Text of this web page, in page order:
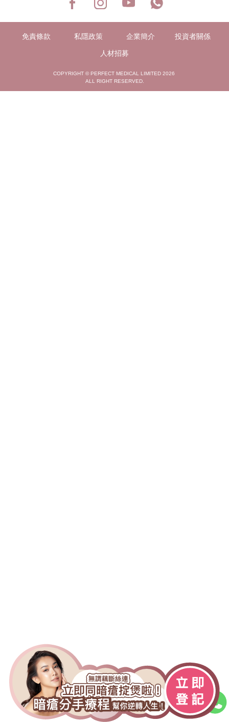
免責條款 私隱政策 企業簡介 投資者關係
人材招募
COPYRIGHT © PERFECT MEDICAL LIMITED 2026
ALL RIGHT RESERVED.